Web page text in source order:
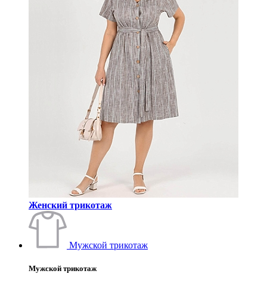
Женский трикотаж
Мужской трикотаж
Мужской трикотаж